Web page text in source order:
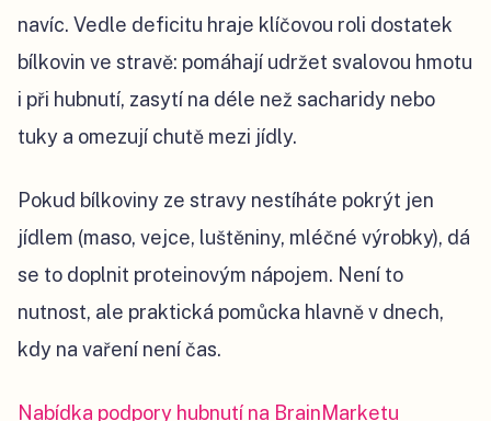
navíc. Vedle deficitu hraje klíčovou roli dostatek
bílkovin ve stravě: pomáhají udržet svalovou hmotu
i při hubnutí, zasytí na déle než sacharidy nebo
tuky a omezují chutě mezi jídly.
Pokud bílkoviny ze stravy nestíháte pokrýt jen
jídlem (maso, vejce, luštěniny, mléčné výrobky), dá
se to doplnit proteinovým nápojem. Není to
nutnost, ale praktická pomůcka hlavně v dnech,
kdy na vaření není čas.
Nabídka podpory hubnutí na BrainMarketu